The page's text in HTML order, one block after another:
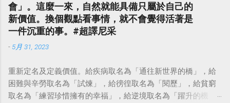
會」。這麼一來，自然就能具備只屬於自己的
新價值。換個觀點看事情，就不會覺得活著是
一件沉重的事。#超譯尼采
- 5月 31, 2023
重新定名及定義價值。給疾病取名為「通往新世界的橋」，給
困難與辛勞取名為「試煉」，給徬徨取名為「閱歷」，給貧窮
取名為「練習珍惜擁有的幸福」，給逆境取名為「躍升的機